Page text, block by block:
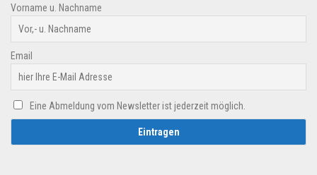
Vorname u. Nachname
Email
Eine Abmeldung vom Newsletter ist jederzeit möglich.